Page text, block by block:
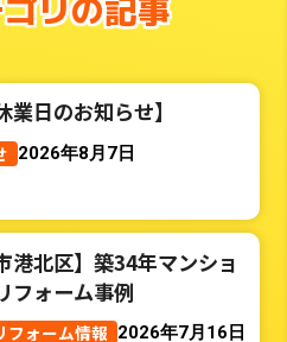
業日のお知らせ】
2026年8月7日
港北区】築34年マンショ
フォーム事例
フォーム情報 2026年7月16日